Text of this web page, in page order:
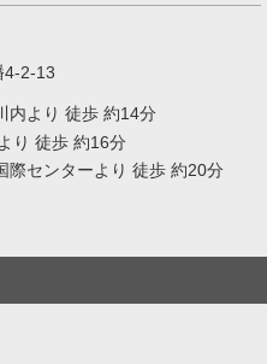
4-2-13
内より 徒歩 約14分
り 徒歩 約16分
際センターより 徒歩 約20分